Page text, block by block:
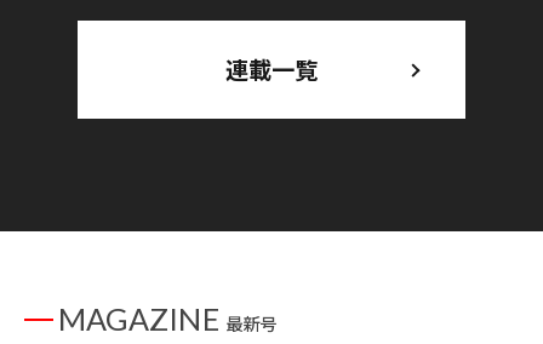
連載一覧
MAGAZINE 最新号